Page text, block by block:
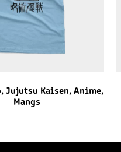
Jujutsu Kaisen, Anime,
Mangs